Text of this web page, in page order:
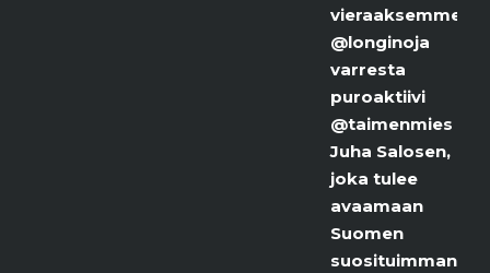
vieraaksemme
@longinoja
varresta
puroaktiivi
@taimenmies
Juha Salosen,
joka tulee
avaamaan
Suomen
suosituimman